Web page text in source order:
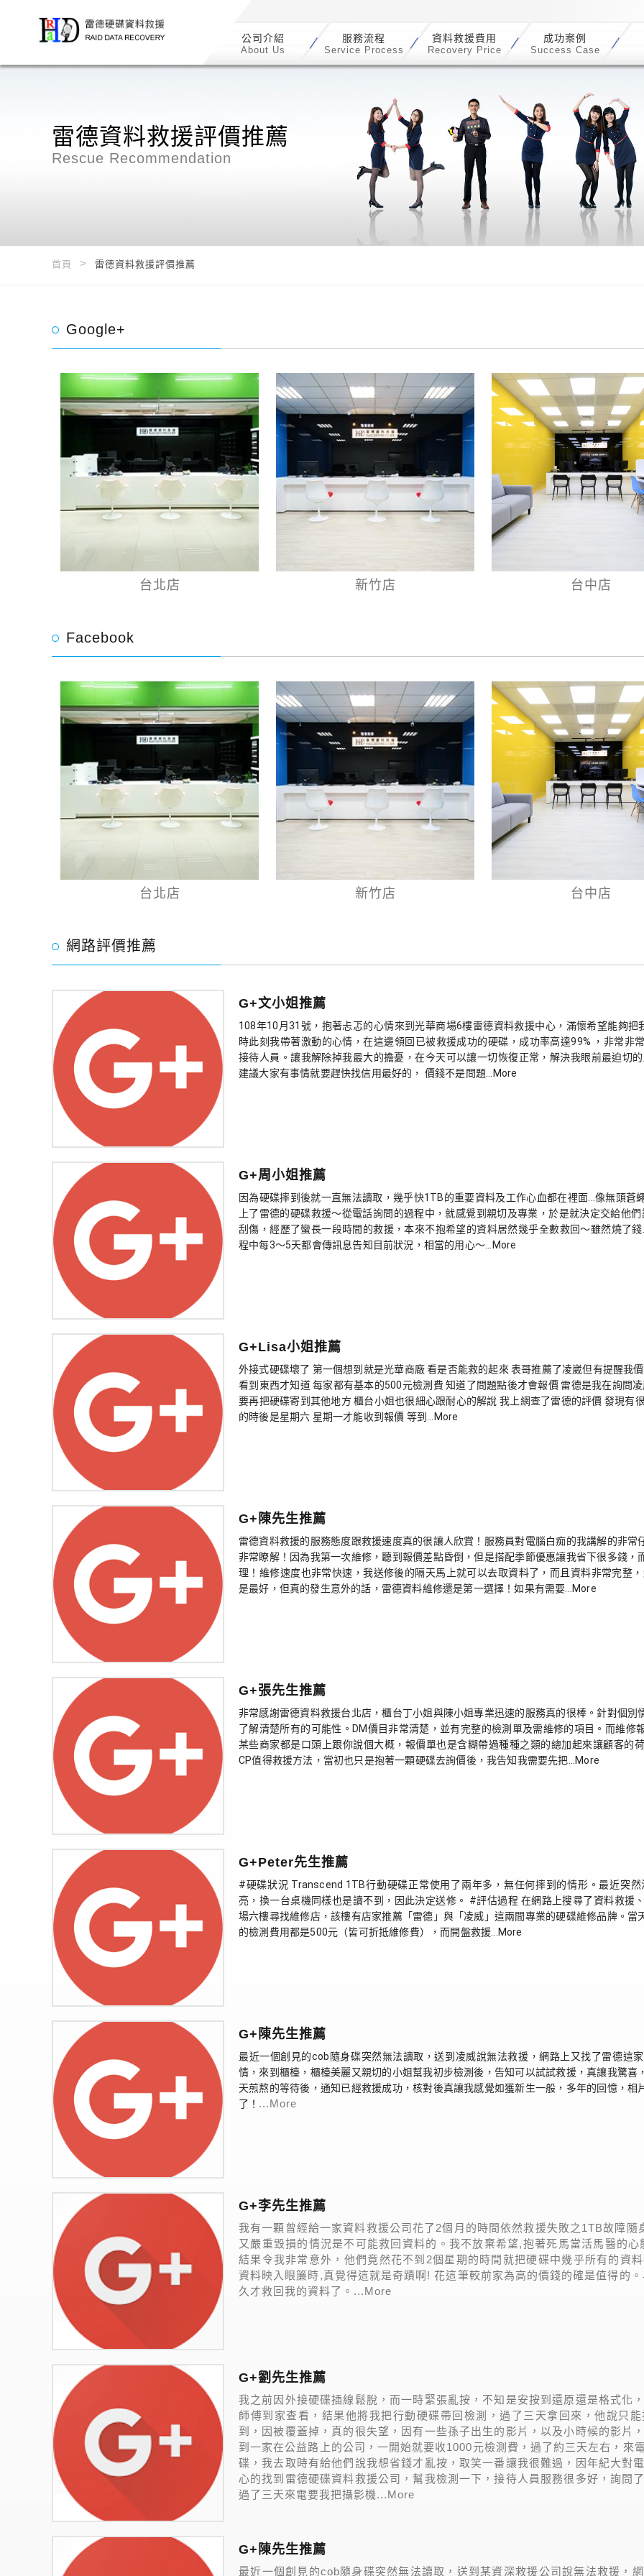
公司介紹
About Us
服務流程
Service Process
資料救援費用
Recovery Price
成功案例
Success Case
雷德資料救援評價推薦
Rescue Recommendation
首頁 雷德資料救援評價推薦
Google+
台北店 新竹店 台中店
Facebook
台北店 新竹店 台中店
網路評價推薦
G+文小姐推薦
108年10月31號，抱著忐忑的心情來到光華商場6樓雷德資料救援中心，滿懷希望能夠
時此刻我帶著激動的心情，在這邊領回已被救援成功的硬碟，成功率高達99% ，非常非
接待人員。讓我解除掉我最大的擔憂，在今天可以讓一切恢復正常，解決我眼前最迫切
建議大家有事情就要趕快找信用最好的， 價錢不是問題...More
G+周小姐推薦
因為硬碟摔到後就一直無法讀取，幾乎快1TB的重要資料及工作心血都在裡面...像無頭蒼
上了雷德的硬碟救援～從電話詢問的過程中，就感覺到親切及專業，於是就決定交給他
刮傷，經歷了蠻長一段時間的救援，本來不抱希望的資料居然幾乎全數救回～雖然燒了
程中每3～5天都會傳訊息告知目前狀況，相當的用心～...More
G+Lisa小姐推薦
外接式硬碟壞了 第一個想到就是光華商廠 看是否能救的起來 表哥推薦了凌崴但有提醒我
看到東西才知道 每家都有基本的500元檢測費 知道了問題點後才會報價 雷德是我在詢問
要再把硬碟寄到其他地方 櫃台小姐也很細心跟耐心的解說 我上網查了雷德的評價 發現有
的時後是星期六 星期一才能收到報價 等到...More
G+陳先生推薦
雷德資料救援的服務態度跟救援速度真的很讓人欣賞！服務員對電腦白痴的我講解的非
非常瞭解！因為我第一次維修，聽到報價差點昏倒，但是搭配季節優惠讓我省下很多錢
理！維修速度也非常快速，我送修後的隔天馬上就可以去取資料了，而且資料非常完整
是最好，但真的發生意外的話，雷德資料維修還是第一選擇！如果有需要...More
G+張先生推薦
非常感謝雷德資料救援台北店，櫃台丁小姐與陳小姐專業迅速的服務真的很棒。針對個
了解清楚所有的可能性。DM價目非常清楚，並有完整的檢測單及需維修的項目。而維修
某些商家都是口頭上跟你說個大概，報價單也是含糊帶過種種之類的總加起來讓顧客的
CP值得救援方法，當初也只是抱著一顆硬碟去詢價後，我告知我需要先把...More
G+Peter先生推薦
#硬碟狀況 Transcend 1TB行動硬碟正常使用了兩年多，無任何摔到的情形。最近突
亮，換一台桌機同樣也是讀不到，因此決定送修。 #評估過程 在網路上搜尋了資料救援
場六樓尋找維修店，該樓有店家推薦「雷德」與「凌威」這兩間專業的硬碟維修品牌。
的檢測費用都是500元（皆可折抵維修費），而開盤救援...More
G+陳先生推薦
最近一個創見的cob隨身碟突然無法讀取，送到凌威說無法救援，網路上又找了雷德這
情，來到櫃檯，櫃檯美麗又親切的小姐幫我初步檢測後，告知可以試試救援，真讓我驚
天煎熬的等待後，通知已經救援成功，核對後真讓我感覺如獲新生一般，多年的回憶，
了！ ...More
G+李先生推薦
我有一顆曾經給一家資料救援公司花了2個月的時間依然救援失敗之1TB故障
又嚴重毀損的情況是不可能救回資料的。我不放棄希望,抱著死馬當活馬醫的
結果令我非常意外，他們竟然花不到2個星期的時間就把硬碟中幾乎所有的資
資料映入眼簾時,真覺得這就是奇蹟啊! 花這筆較前家為高的價錢的確是值得的
久才救回我的資料了。...More
G+劉先生推薦
我之前因外接硬碟插線鬆脫，而一時緊張亂按，不知是安按到還原還是格式化
師傅到家查看，結果他將我把行動硬碟帶回檢測，過了三天拿回來，他說只
到，因被覆蓋掉，真的很失望，因有一些孫子出生的影片，以及小時候的影片
到一家在公益路上的公司，一開始就要收1000元檢測費，過了約三天左右，來
碟，我去取時有給他們說我想省錢才亂按，取笑一番讓我很難過，因年紀大對
心的找到雷德硬碟資料救援公司，幫我檢測一下，接待人員服務很多好，詢問
過了三天來電要我把攝影機...More
G+陳先生推薦
最近一個創見的cob隨身碟突然無法讀取，送到某資深救援公司說無法救援，